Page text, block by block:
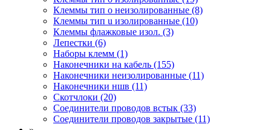
Клеммы тип o неизолированные (8)
Клеммы тип u изолированные (10)
Клеммы флажковые изол. (3)
Лепестки (6)
Наборы клемм (1)
Наконечники на кабель (155)
Наконечники неизолированные (11)
Наконечники ншв (11)
Скотчлоки (20)
Соединители проводов встык (33)
Соединители проводов закрытые (11)